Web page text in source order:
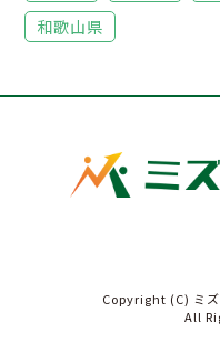
和歌山県
Copyright (C) ミ
All